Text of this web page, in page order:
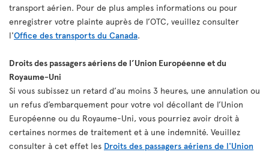
transport aérien. Pour de plus amples informations ou pour
enregistrer votre plainte auprès de l’OTC, veuillez consulter
l'Office des transports du Canada.
Droits des passagers aériens de l’Union Européenne et du
Royaume-Uni
Si vous subissez un retard d’au moins 3 heures, une annulation ou
un refus d’embarquement pour votre vol décollant de l’Union
Européenne ou du Royaume-Uni, vous pourriez avoir droit à
certaines normes de traitement et à une indemnité. Veuillez
consulter à cet effet les Droits des passagers aériens de l'Union